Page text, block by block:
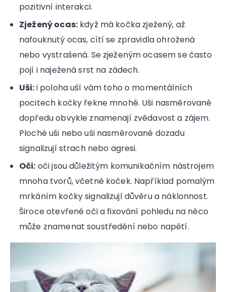
pozitivní interakci.
Zježený ocas:když má kočka zježený, až
nafouknutý ocas, cítí se zpravidla ohrožená
nebo vystrašená. Se zježeným ocasem se často
pojí i naježená srst na zádech.
Uši:i poloha uší vám toho o momentálních
pocitech kočky řekne mnohé. Uši nasměrované
dopředu obvykle znamenají zvědavost a zájem.
Ploché uši nebo uši nasměrované dozadu
signalizují strach nebo agresi.
Oči: oči jsou důležitým komunikačním nástrojem
mnoha tvorů, včetně koček. Například pomalým
mrkáním kočky signalizují důvěru a náklonnost.
Široce otevřené oči a fixování pohledu na něco
může znamenat soustředění nebo napětí.